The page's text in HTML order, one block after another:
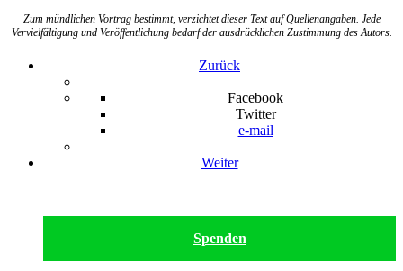
Zum mündlichen Vortrag bestimmt, verzichtet dieser Text auf Quellenangaben. Jede
Vervielfältigung und Veröffentlichung bedarf der ausdrücklichen Zustimmung des Autors.
Zurück
Facebook
Twitter
e-mail
Weiter
Spenden